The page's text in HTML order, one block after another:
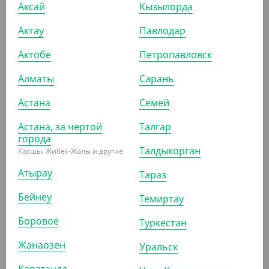
690₸
(6.90₸/ШТ)
Стакан пластиковый, белый, 200 мл
УП (100) КОР (4000)
Аксай
Актау
Актобе
Алматы
Астана
Астана, за чертой
города
Косшы, Жибек-Жолы и другие
Атырау
Бейнеу
Боровое
Жанаозен
Кызылорда
Павлодар
Петропавловск
Сарань
Семей
Талгар
Талдыкорган
Тараз
Темиртау
Туркестан
Уральск